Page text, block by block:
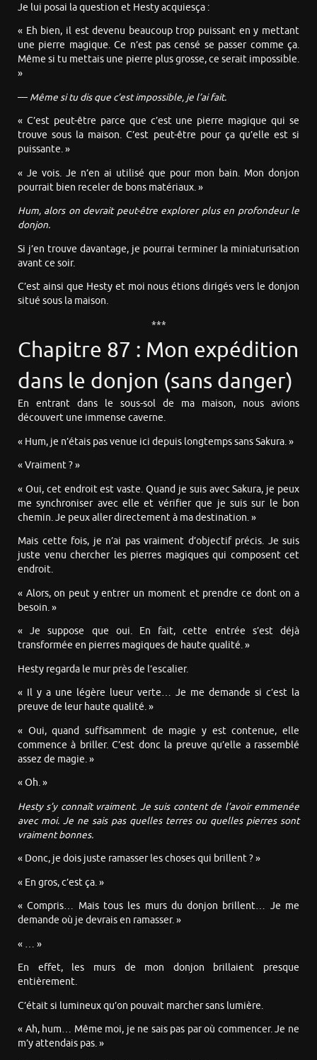
Je lui posai la question et Hesty acquiesça :
« Eh bien, il est devenu beaucoup trop puissant en y mettant
une pierre magique. Ce n’est pas censé se passer comme ça.
Même si tu mettais une pierre plus grosse, ce serait impossible.
»
— Même si tu dis que c’est impossible, je l’ai fait.
« C’est peut-être parce que c’est une pierre magique qui se
trouve sous la maison. C’est peut-être pour ça qu’elle est si
puissante. »
« Je vois. Je n’en ai utilisé que pour mon bain. Mon donjon
pourrait bien receler de bons matériaux. »
Hum, alors on devrait peut-être explorer plus en profondeur le
donjon.
Si j’en trouve davantage, je pourrai terminer la miniaturisation
avant ce soir.
C’est ainsi que Hesty et moi nous étions dirigés vers le donjon
situé sous la maison.
***
Chapitre 87 : Mon expédition
dans le donjon (sans danger)
En entrant dans le sous-sol de ma maison, nous avions
découvert une immense caverne.
« Hum, je n’étais pas venue ici depuis longtemps sans Sakura. »
« Vraiment ? »
« Oui, cet endroit est vaste. Quand je suis avec Sakura, je peux
me synchroniser avec elle et vérifier que je suis sur le bon
chemin. Je peux aller directement à ma destination. »
Mais cette fois, je n’ai pas vraiment d’objectif précis. Je suis
juste venu chercher les pierres magiques qui composent cet
endroit.
« Alors, on peut y entrer un moment et prendre ce dont on a
besoin. »
« Je suppose que oui. En fait, cette entrée s’est déjà
transformée en pierres magiques de haute qualité. »
Hesty regarda le mur près de l’escalier.
« Il y a une légère lueur verte… Je me demande si c’est la
preuve de leur haute qualité. »
« Oui, quand suffisamment de magie y est contenue, elle
commence à briller. C’est donc la preuve qu’elle a rassemblé
assez de magie. »
« Oh. »
Hesty s’y connaît vraiment. Je suis content de l’avoir emmenée
avec moi. Je ne sais pas quelles terres ou quelles pierres sont
vraiment bonnes.
« Donc, je dois juste ramasser les choses qui brillent ? »
« En gros, c’est ça. »
« Compris… Mais tous les murs du donjon brillent… Je me
demande où je devrais en ramasser. »
« … »
En effet, les murs de mon donjon brillaient presque
entièrement.
C’était si lumineux qu’on pouvait marcher sans lumière.
« Ah, hum… Même moi, je ne sais pas par où commencer. Je ne
m’y attendais pas. »